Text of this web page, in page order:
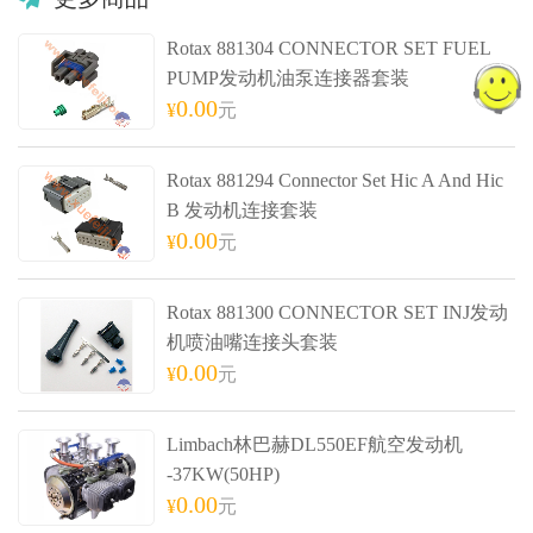
Rotax 881304 CONNECTOR SET FUEL
PUMP发动机油泵连接器套装
¥0.00元
Rotax 881294 Connector Set Hic A And Hic
B 发动机连接套装
¥0.00元
Rotax 881300 CONNECTOR SET INJ发动
机喷油嘴连接头套装
¥0.00元
Limbach林巴赫DL550EF航空发动机
-37KW(50HP)
¥0.00元